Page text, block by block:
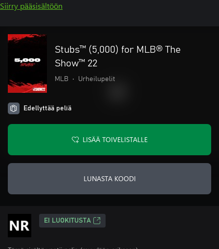
Siirry pääsisältöön
Stubs™ (5,000) for MLB® The
Show™ 22
MLB • Urheilupelit
Edellyttää peliä
LISÄÄ TOIVELISTALLE
LUNASTA KOODI
EI LUOKITUSTA